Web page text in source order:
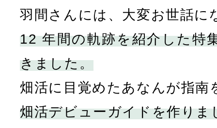
羽間さんには、大変お世話に
12 年間の軌跡を紹介した特
きました。
畑活に目覚めたあなんが指南
畑活デビューガイドを作りま